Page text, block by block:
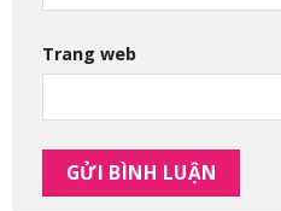
Trang web